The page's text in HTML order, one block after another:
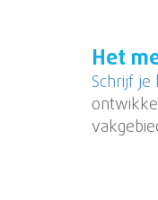
Het
Schrijf